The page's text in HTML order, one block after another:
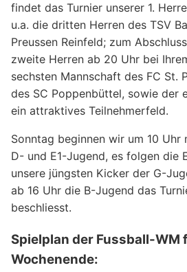
findet das Turnier unserer 1.
u.a. die dritten Herren des TSV
Preussen Reinfeld; zum
zweite Herren ab 20 Uhr bei
sechsten Mannschaft des FC St.
des SC Poppenbüttel, sowie der
ein attraktives Teilnehmerfeld.
Sonntag beginnen wir um 10 Uhr
D- und E1-Jugend, es folgen die
unsere jüngsten Kicker der G-
ab 16 Uhr die B-Jugend das
beschliesst.
Spielplan der Fussball-WM
Wochenende: